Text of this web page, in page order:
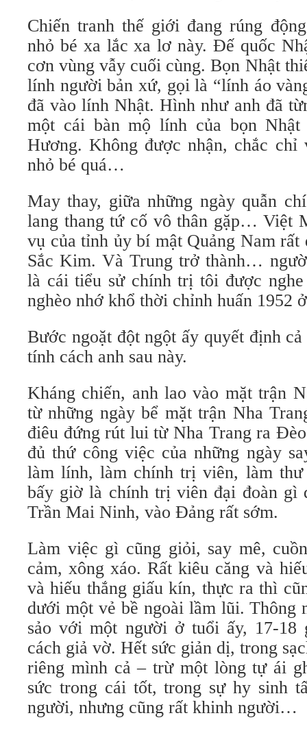
Chiến tranh thế giới đang rúng
nhỏ bé xa lắc xa lơ này. Đế quốc
cơn vùng vẫy cuối cùng. Bọn Nhật
lính người bản xứ, gọi là “lính áo
đã vào lính Nhật. Hình như anh đã
một cái bàn mộ lính của bọn Nhật
Hương. Không được nhận, chắc
nhỏ bé quá…
May thay, giữa những ngày quẫn
lang thang tứ cố vô thân gặp… Việt
vụ của tỉnh ủy bí mật Quảng Nam rất
Sắc Kim. Và Trung trở thành…
là cái tiểu sử chính trị tôi được
nghèo nhớ khổ thời chỉnh huấn 1952
Bước ngoặt đột ngột ấy quyết định
tính cách anh sau này.
Kháng chiến, anh lao vào mặt trận
từ những ngày bể mặt trận Nha
điêu đứng rút lui từ Nha Trang ra
đủ thứ công việc của những ngày
làm lính, làm chính trị viên, làm
bấy giờ là chính trị viên đại đoàn gì
Trần Mai Ninh, vào Đảng rất sớm.
Làm việc gì cũng giỏi, say mê,
cảm, xông xáo. Rất kiêu căng và
và hiếu thắng giấu kín, thực ra thì
dưới một vẻ bề ngoài lầm lũi. Thông
sảo với một người ở tuổi ấy, 17-18
cách giả vờ. Hết sức giản dị, trong
riêng mình cả – trừ một lòng tự ái
sức trong cái tốt, trong sự hy sinh
người, nhưng cũng rất khinh người…